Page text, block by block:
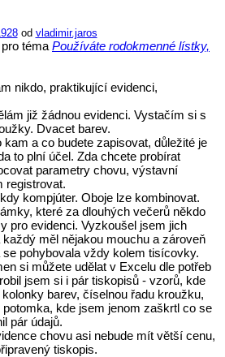
od vladimir.jaros
pro téma Používáte rodokmenné lístky,
nikdo, praktikující evidenci,
již žádnou evidenci. Vystačím si s
Dvacet barev.
a co budete zapisovat, důležité je
to plní účel. Zda chcete probírat
parametry chovu, výstavní
registrovat.
kompjúter. Oboje lze kombinovat.
které za dlouhých večerů někdo
pro evidenci. Vyzkoušel jsem jich
měl nějakou mouchu a zároveň
pohybovala vždy kolem tisícovky.
si můžete udělat v Excelu dle potřeb
jsem si i pár tiskopisů - vzorů, kde
barev, číselnou řadu kroužku,
potomka, kde jsem jenom zaškrtl co se
pár údajů.
chovu asi nebude mít větší cenu,
tiskopis.